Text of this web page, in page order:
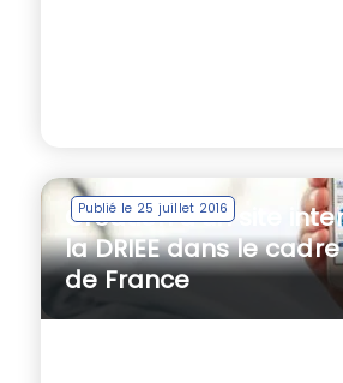
Publié le 25 juillet 2016
Création d’un site
la DRIEE dans le cadre
de France